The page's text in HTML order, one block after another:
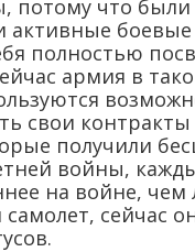
потому что
активные
полностью
армия в
свои
получили
войны,
на войне, чем
сейчас